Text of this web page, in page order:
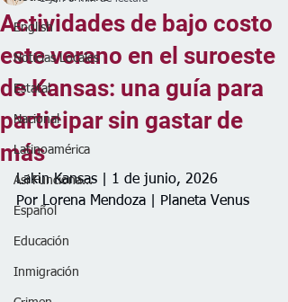
English
Noticias Locales
Estatal
Nacional
Latinoamérica
Así Funciona...
Español
Educación
Inmigración
Actividades de bajo costo
este verano en el suroeste
de Kansas: una guía para
participar sin gastar de
más
Lakin Kansas | 1 de junio, 2026
Por Lorena Mendoza | Planeta Venus